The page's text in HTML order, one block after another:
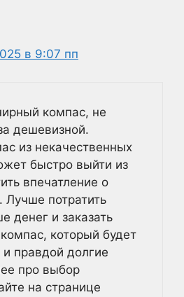
в 9:07 пп
компас, не
дешевизной.
из некачественных
быстро выйти из
впечатление о
потратить
денег и заказать
который будет
правдой долгие
про выбор
на странице